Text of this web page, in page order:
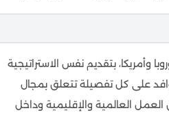
المستقبل):
بالقاهرة، الجامعة المصرية
بتقديم نفس الاستراتيجية
على كل تفصيلة تتعلق بمجال
العالمية والإقليمية وداخل